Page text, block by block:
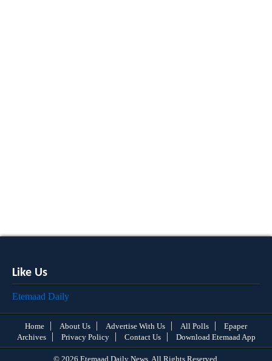
Like Us
Etemaad Daily
Home About Us Advertise With Us All Polls
Epaper
Archives
Privacy Policy Contact Us Download Etemaad App
© 2026 Etemaad Daily News, All Rights Reserved.